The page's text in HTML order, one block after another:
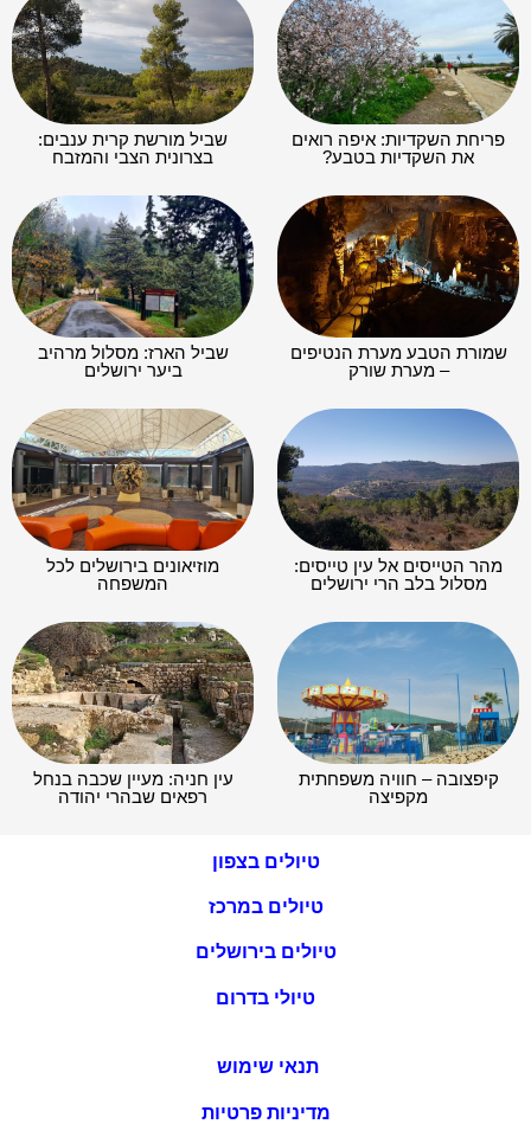
פריחת השקדיות: איפה רואים
את השקדיות בטבע?
שביל מורשת קרית ענבים:
בצרונית הצבי והמזבח
שמורת הטבע מערת הנטיפים
– מערת שורק
שביל הארז: מסלול מרהיב
ביער ירושלים
מהר הטייסים אל עין טייסים:
מסלול בלב הרי ירושלים
מוזיאונים בירושלים לכל
המשפחה
קיפצובה – חוויה משפחתית
מקפיצה
עין חניה: מעיין שכבה בנחל
רפאים שבהרי יהודה
טיולים בצפון
טיולים במרכז
טיולים בירושלים
טיולי בדרום
תנאי שימוש
מדיניות פרטיות